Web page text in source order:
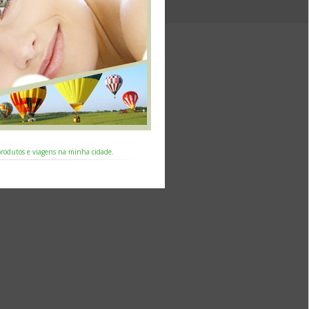
e viagens na minha cidade.